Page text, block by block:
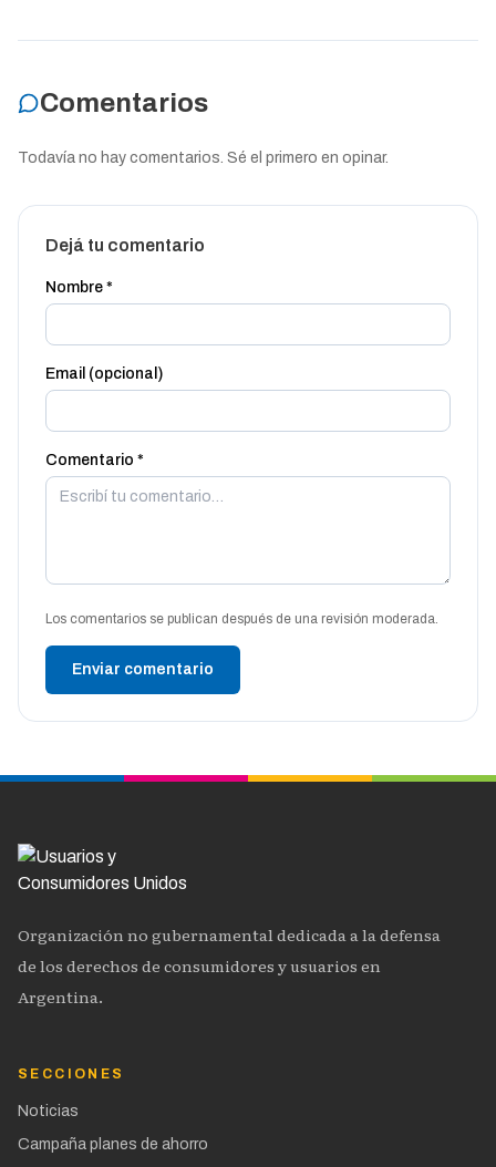
Comentarios
Todavía no hay comentarios. Sé el primero en opinar.
Dejá tu comentario
Nombre *
Email (opcional)
Comentario *
Los comentarios se publican después de una revisión moderada.
Enviar comentario
Organización no gubernamental dedicada a la defensa
de los derechos de consumidores y usuarios en
Argentina.
SECCIONES
Noticias
Campaña planes de ahorro